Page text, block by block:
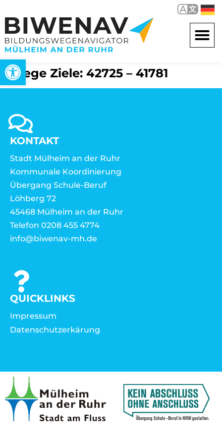
Open toolbar
Wege Ziele: 42725 – 41781
KONTAKT
Stadt Mülheim an der Ruhr
Kommunale Koordinierung
Übergang Schule-Beruf
Löhberg 72
45468 Mülheim an der Ruhr
Telefon 0208 455 4774
info@biwenav-mh.de
QUICKLINKS
Impressum
Datenschutzerkärung